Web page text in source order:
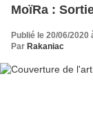
MoïRa :
Publié le 20/06/2020
Par Rakaniac